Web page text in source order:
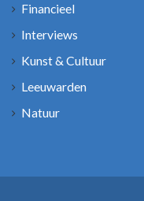
Financieel
Interviews
Kunst & Cultuur
Leeuwarden
Natuur